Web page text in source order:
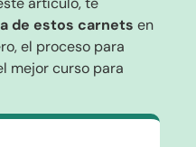
de estos carnets en
el proceso para
mejor curso para